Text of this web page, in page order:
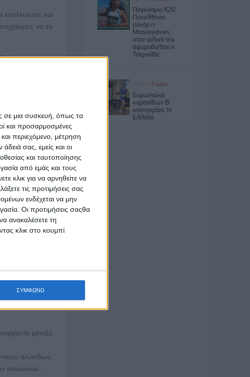
σε μια συσκευή, όπως τα
και προσαρμοσμένες
περιεχόμενο, μέτρηση
άδειά σας, εμείς και οι
και ταυτοποίησης
από εμάς και τους
κλικ για να αρνηθείτε να
τις προτιμήσεις σας
ενδέχεται να μην
Οι προτιμήσεις σαςθα
ανακαλέσετε τη
κλικ στο κουμπί
ΣΥΜΦΩΝΩ
ευαλλοίωτα και
να τα
και να τα
μπορούσε να
επαρκή οφέλη
τοπικά), τον
Μοιάζει ότι οι
με στόχο να
το καλύτερο
μελέτης για την
προσπάθειες
Επίσης κάνει
πηγές.
και
σε
πρόεδρος του
την προώθηση
μεταξύ
αλυσίδων,
κοινωνιών.